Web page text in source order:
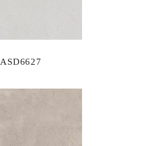
ASD6627